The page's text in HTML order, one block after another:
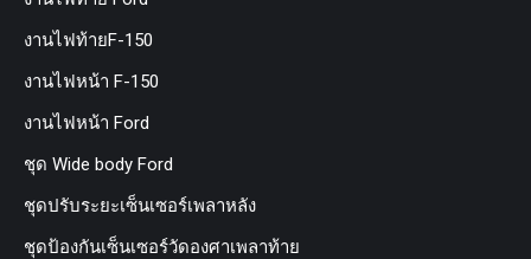
งานไฟท้ายF-150
งานไฟหน้า F-150
งานไฟหน้า Ford
ชุด Wide body Ford
ชุดปรับระยะเซ็นเซอร์เพลาหลัง
ชุดป้องกันเซ็นเซอร์วัดองศาเพลาท้าย